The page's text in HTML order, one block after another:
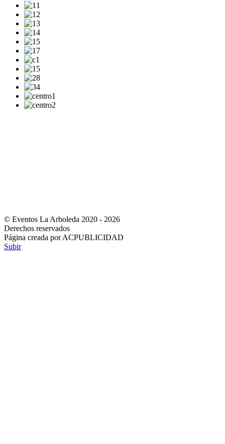
© Eventos La Arboleda 2020 - 2026
Derechos reservados
Página creada por ACPUBLICIDAD
Subir